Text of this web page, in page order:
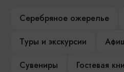
Серебряное ожерелье
Туры и экскурсии
Сувениры
Гостевая